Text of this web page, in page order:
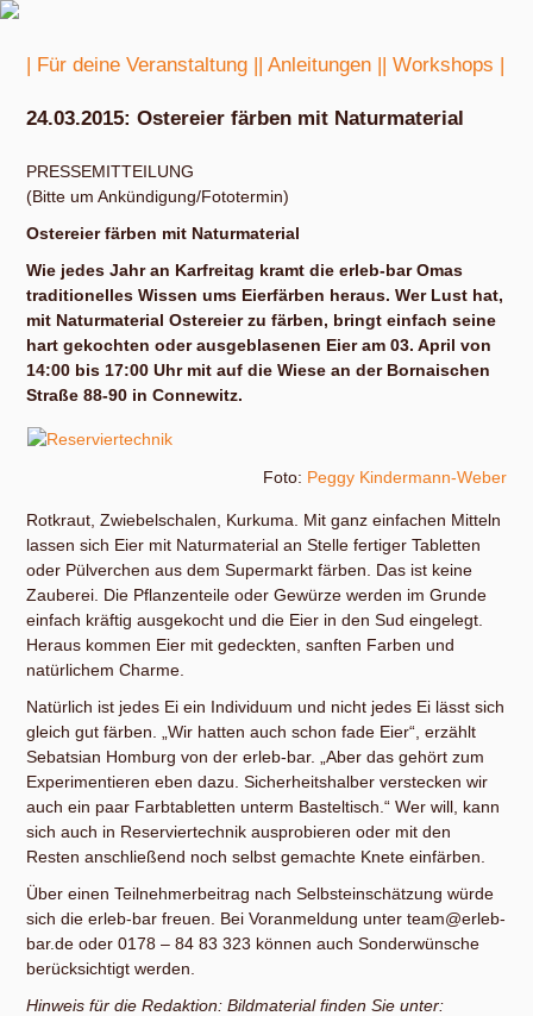
| Für deine Veranstaltung || Anleitungen || Workshops |
24.03.2015: Ostereier färben mit Naturmaterial
PRESSEMITTEILUNG
(Bitte um Ankündigung/Fototermin)
Ostereier färben mit Naturmaterial
Wie jedes Jahr an Karfreitag kramt die erleb-bar Omas
traditionelles Wissen ums Eierfärben heraus. Wer Lust hat,
mit Naturmaterial Ostereier zu färben, bringt einfach seine
hart gekochten oder ausgeblasenen Eier am 03. April von
14:00 bis 17:00 Uhr mit auf die Wiese an der Bornaischen
Straße 88-90 in Connewitz.
Foto: Peggy Kindermann-Weber
Rotkraut, Zwiebelschalen, Kurkuma. Mit ganz einfachen Mitteln
lassen sich Eier mit Naturmaterial an Stelle fertiger Tabletten
oder Pülverchen aus dem Supermarkt färben. Das ist keine
Zauberei. Die Pflanzenteile oder Gewürze werden im Grunde
einfach kräftig ausgekocht und die Eier in den Sud eingelegt.
Heraus kommen Eier mit gedeckten, sanften Farben und
natürlichem Charme.
Natürlich ist jedes Ei ein Individuum und nicht jedes Ei lässt sich
gleich gut färben. „Wir hatten auch schon fade Eier“, erzählt
Sebatsian Homburg von der erleb-bar. „Aber das gehört zum
Experimentieren eben dazu. Sicherheitshalber verstecken wir
auch ein paar Farbtabletten unterm Basteltisch.“ Wer will, kann
sich auch in Reserviertechnik ausprobieren oder mit den
Resten anschließend noch selbst gemachte Knete einfärben.
Über einen Teilnehmerbeitrag nach Selbsteinschätzung würde
sich die erleb-bar freuen. Bei Voranmeldung unter team@erleb-
bar.de oder 0178 – 84 83 323 können auch Sonderwünsche
berücksichtigt werden.
Hinweis für die Redaktion: Bildmaterial finden Sie unter: